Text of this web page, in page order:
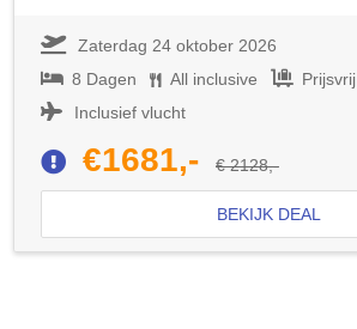
Zaterdag 24 oktober 2026
8 Dagen
All inclusive
Prijsvrij
Inclusief vlucht
€1681,- € 2128,-
BEKIJK DEAL